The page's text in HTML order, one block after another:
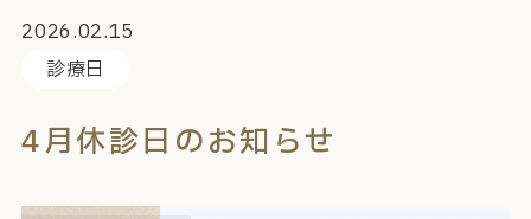
2026.02.15
診療日
4月休診日のお知らせ